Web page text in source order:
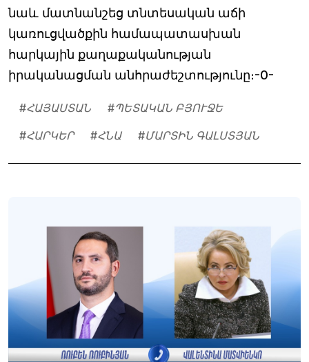
նաև մատնանշեց տնտեսական աճի
կառուցվածքին համապատասխան
հարկային քաղաքականության
իրականացման անհրաժեշտությունը։-0-
#ՀԱՅԱՍՏԱՆ #ՊԵՏԱԿԱՆ ԲՅՈՒՋԵ
#ՀԱՐԿԵՐ #ՀՆԱ #ՄԱՐՏԻՆ ԳԱԼՍՏՅԱՆ